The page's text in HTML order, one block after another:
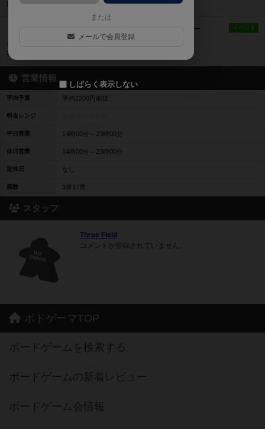
2021年3月16日 10時57分の投稿
イベント
【2/21（日）】シーシャを吸いながらボードゲー
2021年2月17日 14時22分の投稿
営業情報
平均予算 平均2200円前後
料金レンジ
平日営業 14時00分～23時00分
休日営業 14時00分～23時00分
定休日 なし
席数 3卓17席
スタッフ
Three Field
コメントが登録されていません。
または
メールで会員登録
しばらく表示しない
ボドゲーマTOP
ボードゲームを検索する
ボードゲームの新着レビュー
ボードゲーム会情報